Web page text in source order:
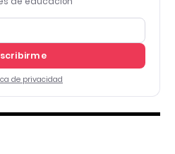
de privacidad